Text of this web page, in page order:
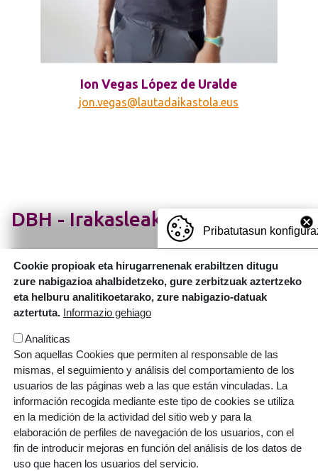
Ion Vegas López de Uralde
jon.vegas@lautadaikastola.eus
DBH - Irakasleak
Irudia
Pribatutasun
Cookie propioak eta hirugarrenenak erabiltzen ditugu
zure nabigazioa ahalbidetzeko, gure zerbitzuak aztertzeko
eta helburu analitikoetarako, zure nabigazio-datuak
aztertuta. Informazio gehiago
Analíticas
Son aquellas Cookies que permiten al responsable de las
mismas, el seguimiento y análisis del comportamiento de los
usuarios de las páginas web a las que están vinculadas. La
información recogida mediante este tipo de cookies se utiliza
en la medición de la actividad del sitio web y para la
elaboración de perfiles de navegación de los usuarios, con el
fin de introducir mejoras en función del análisis de los datos de
uso que hacen los usuarios del servicio.